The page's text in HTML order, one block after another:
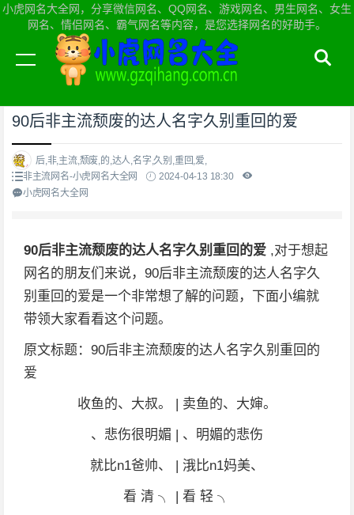
小虎网名大全网，分享微信网名、QQ网名、游戏网名、男生网名、女生
网名、情侣网名、霸气网名等内容，是您选择网名的好助手。
当前位置：小虎网名大全网首页>非主流网名
90后非主流颓废的达人名字久别重回的爱
后,非,主流,颓废,的,达人,名字,久别,重回,爱,
非主流网名-小虎网名大全网
2024-04-13 18:30
小虎网名大全网
90后非主流颓废的达人名字久别重回的爱 ,对于想起
网名的朋友们来说，90后非主流颓废的达人名字久
别重回的爱是一个非常想了解的问题，下面小编就
带领大家看看这个问题。
原文标题：90后非主流颓废的达人名字久别重回的
爱
收鱼的、大叔。 | 卖鱼的、大婶。
、悲伤很明媚 | 、明媚的悲伤
就比n1爸帅、 | 涐比n1妈美、
看 清 ╮ | 看 轻 ╮